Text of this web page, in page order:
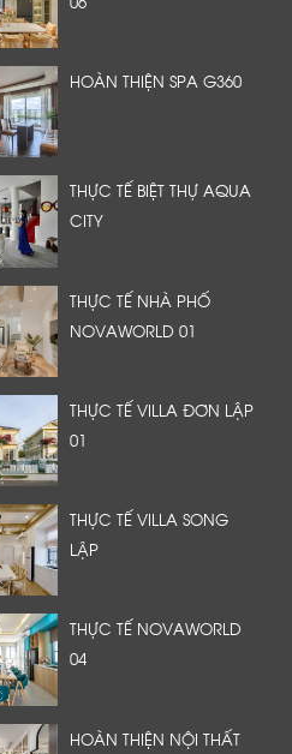
HOÀN THIỆN SPA G360
THỰC TẾ BIỆT THỰ AQUA
CITY
THỰC TẾ NHÀ PHỐ
NOVAWORLD 01
THỰC TẾ VILLA ĐƠN LẬP
01
THỰC TẾ VILLA SONG
LẬP
THỰC TẾ NOVAWORLD
04
HOÀN THIỆN NỘI THẤT